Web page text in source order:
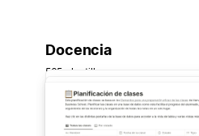
Docencia
565 plantillas